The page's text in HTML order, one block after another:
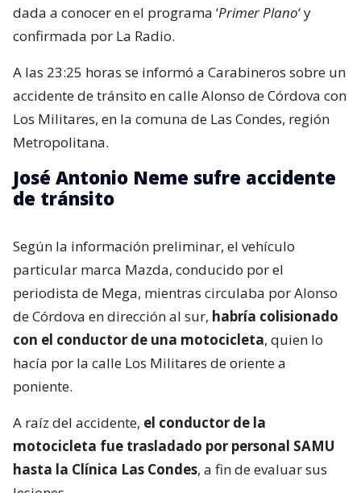
dada a conocer en el programa ‘Primer Plano‘ y
confirmada por La Radio.
A las 23:25 horas se informó a Carabineros sobre un
accidente de tránsito en calle Alonso de Córdova con
Los Militares, en la comuna de Las Condes, región
Metropolitana.
José Antonio Neme sufre accidente
de tránsito
Según la información preliminar, el vehículo
particular marca Mazda, conducido por el
periodista de Mega, mientras circulaba por Alonso
de Córdova en dirección al sur, habría colisionado
con el conductor de una motocicleta, quien lo
hacía por la calle Los Militares de oriente a
poniente.
A raíz del accidente, el conductor de la
motocicleta fue trasladado por personal SAMU
hasta la Clínica Las Condes, a fin de evaluar sus